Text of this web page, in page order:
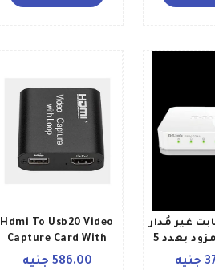
غير مُدار
ومكتبي ومزود بعدد 5
أبيض
Hdmi To Usb20 Video
Capture Card With
Loop Out Black
586.00 جنيه